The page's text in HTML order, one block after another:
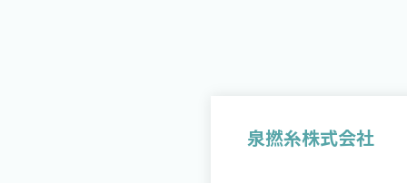
泉撚糸株式会社